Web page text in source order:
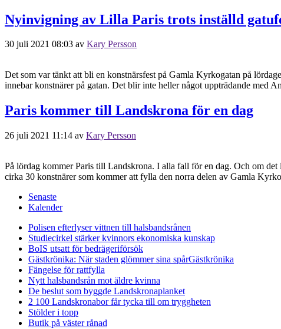
Nyinvigning av Lilla Paris trots inställd
30 juli 2021 08:03 av Kary Persson
Det som var tänkt att bli en konstnärsfest på Gamla Kyrkogatan på
innebar konstnärer på gatan. Det blir inte heller något uppträdande
Paris kommer till Landskrona för en dag
26 juli 2021 11:14 av Kary Persson
På lördag kommer Paris till Landskrona. I alla fall för en dag. Och om
cirka 30 konstnärer som kommer att fylla den norra delen av Gamla
Senaste
Kalender
Polisen efterlyser vittnen till halsbandsrånen
Studiecirkel stärker kvinnors ekonomiska kunskap
BoIS utsatt för bedrägeriförsök
Gästkrönika: När staden glömmer sina spårGästkrönika
Fängelse för rattfylla
Nytt halsbandsrån mot äldre kvinna
De beslut som byggde Landskronaplanket
2 100 Landskronabor får tycka till om tryggheten
Stölder i topp
Butik på väster rånad